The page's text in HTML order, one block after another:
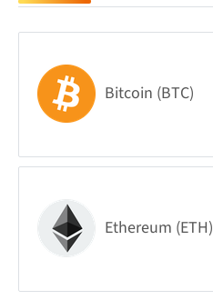
Bitcoin (BTC)
Ethereum (ETH)